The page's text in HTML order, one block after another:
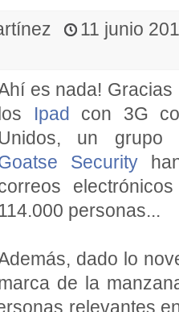
11 junio
es nada!
los Ipad con 3G
un grupo
Security
personas...
dado lo
de la
relevantes